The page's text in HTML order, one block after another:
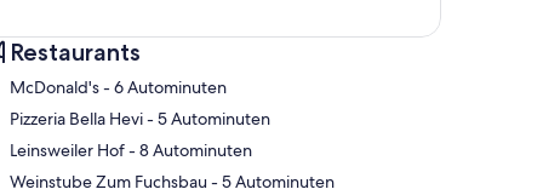
Restaurants
‪McDonald's - ‬6 Autominuten
‪Pizzeria Bella Hevi - ‬5 Autominuten
‪Leinsweiler Hof - ‬8 Autominuten
‪Weinstube Zum Fuchsbau - ‬5 Autominuten